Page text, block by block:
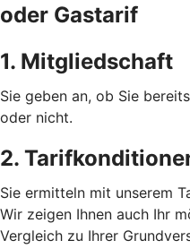
oder Gastarif
1. Mitgliedschaft
Sie geben an, ob Sie
oder nicht.
2.
Sie ermitteln mit unserem
Wir zeigen Ihnen auch Ihr
Vergleich zu Ihrer